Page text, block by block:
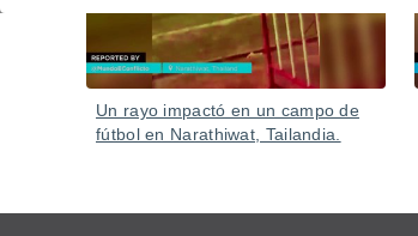
Un rayo impactó en un campo de
fútbol en Narathiwat, Tailandia.